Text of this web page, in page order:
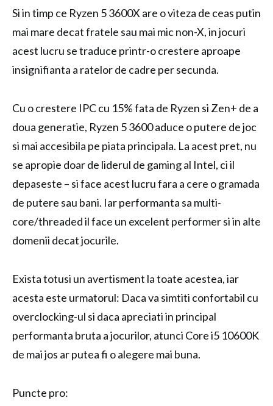
Si in timp ce Ryzen 5 3600X are o viteza de ceas putin
mai mare decat fratele sau mai mic non-X, in jocuri
acest lucru se traduce printr-o crestere aproape
insignifianta a ratelor de cadre per secunda.
Cu o crestere IPC cu 15% fata de Ryzen si Zen+ de a
doua generatie, Ryzen 5 3600 aduce o putere de joc
si mai accesibila pe piata principala. La acest pret, nu
se apropie doar de liderul de gaming al Intel, ci il
depaseste – si face acest lucru fara a cere o gramada
de putere sau bani. Iar performanta sa multi-
core/threaded il face un excelent performer si in alte
domenii decat jocurile.
Exista totusi un avertisment la toate acestea, iar
acesta este urmatorul: Daca va simtiti confortabil cu
overclocking-ul si daca apreciati in principal
performanta bruta a jocurilor, atunci Core i5 10600K
de mai jos ar putea fi o alegere mai buna.
Puncte pro: